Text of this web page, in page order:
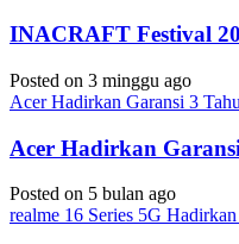
INACRAFT Festival
Posted on 3 minggu ago
Acer Hadirkan Garansi 3
Acer Hadirkan
Posted on 5 bulan ago
realme 16 Series 5G